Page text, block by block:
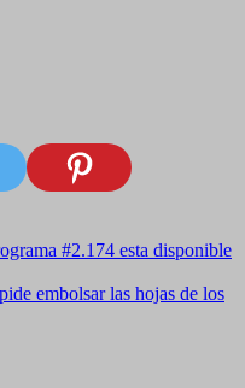
#2.174 esta disponible
embolsar las hojas de los